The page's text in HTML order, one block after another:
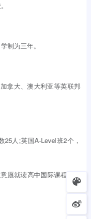
制为三年。
拿大、澳大利亚等英联邦
25人;英国A-Level班2个，
愿就读高中国际课程班的